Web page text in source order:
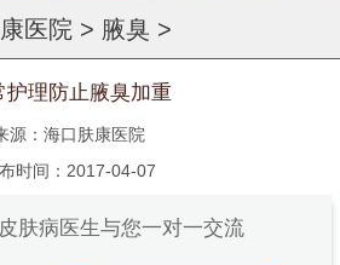
医院 > 腋臭 >
护理防止腋臭加重
源：海口肤康医院
时间：2017-04-07
肤病医生与您一对一交流